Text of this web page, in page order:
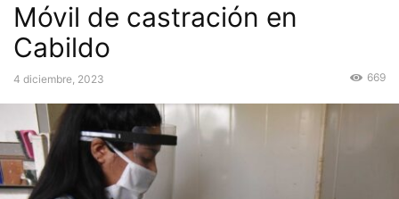
Móvil de castración en
Cabildo
4 diciembre, 2023 669